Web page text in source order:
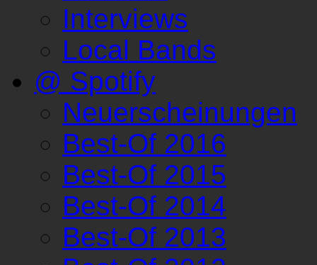
Interviews
Local Bands
@ Spotify
Neuerscheinungen
Best-Of 2016
Best-Of 2015
Best-Of 2014
Best-Of 2013